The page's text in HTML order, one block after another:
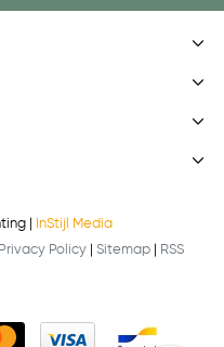
|
InStijl Media
Privacy Policy Sitemap
RSS